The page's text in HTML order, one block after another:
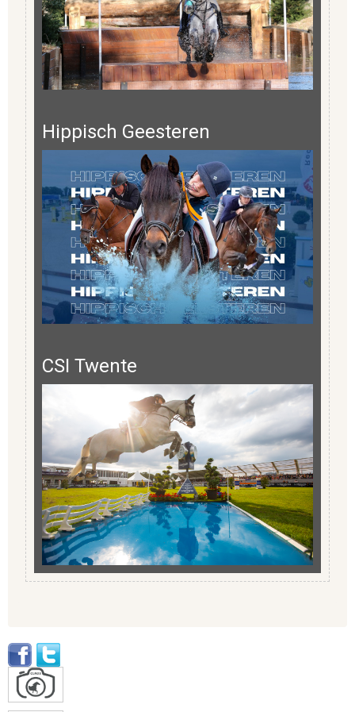
Hippisch Geesteren
CSI Twente